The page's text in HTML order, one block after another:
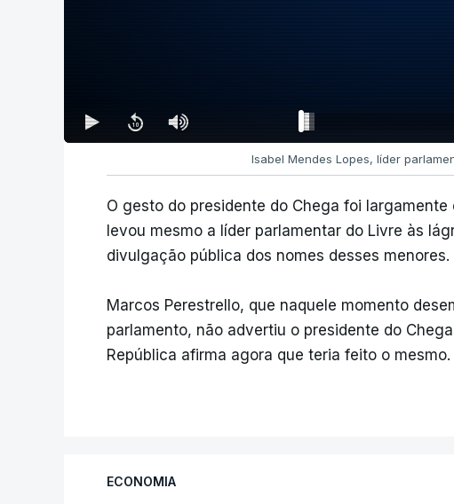
Isabel Mendes Lopes, líder
O gesto do presidente do Chega foi
levou mesmo a líder parlamentar do Livre às
divulgação pública dos nomes desses menores.
Marcos Perestrello, que naquele momento
parlamento, não advertiu o presidente do
República afirma agora que teria feito o mesmo.
ECONOMIA